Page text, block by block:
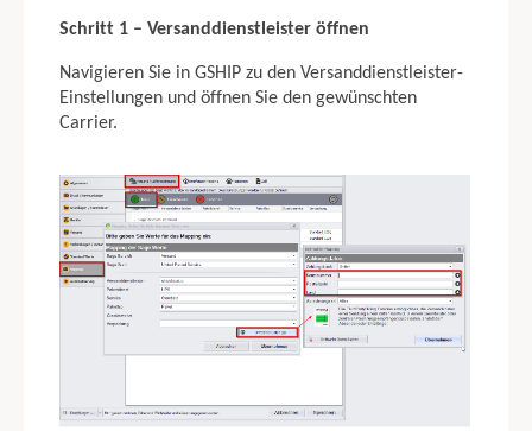
Schritt 1 – Versanddienstleister öffnen
Navigieren Sie in GSHIP zu den Versanddienstleister-
Einstellungen und öffnen Sie den gewünschten
Carrier.